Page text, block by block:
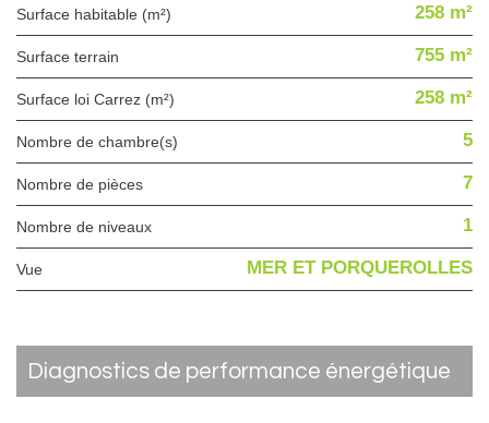
Surface habitable (m²) 258 m²
surface terrain 755 m²
Surface loi Carrez (m²) 258 m²
Nombre de chambre(s) 5
Nombre de pièces 7
Nombre de niveaux 1
Vue MER ET PORQUEROLLES
diagnostics de performance énergétique